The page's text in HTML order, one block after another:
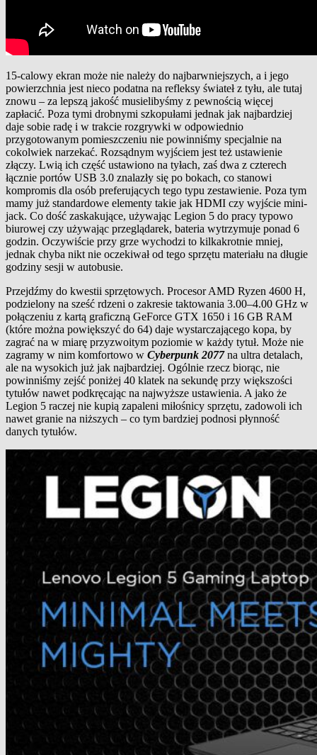
15-calowy ekran może nie należy do najbarwniejszych, a i jego
powierzchnia jest nieco podatna na refleksy świateł z tyłu, ale tutaj
znowu – za lepszą jakość musielibyśmy z pewnością więcej
zapłacić. Poza tymi drobnymi szkopułami jednak jak najbardziej
daje sobie radę i w trakcie rozgrywki w odpowiednio
przygotowanym pomieszczeniu nie powinniśmy specjalnie na
cokolwiek narzekać. Rozsądnym wyjściem jest też ustawienie
złączy. Lwią ich część ustawiono na tyłach, zaś dwa z czterech
łącznie portów USB 3.0 znalazły się po bokach, co stanowi
kompromis dla osób preferujących tego typu zestawienie. Poza tym
mamy już standardowe elementy takie jak HDMI czy wyjście mini-
jack. Co dość zaskakujące, używając Legion 5 do pracy typowo
biurowej czy używając przeglądarek, bateria wytrzymuje ponad 6
godzin. Oczywiście przy grze wychodzi to kilkakrotnie mniej,
jednak chyba nikt nie oczekiwał od tego sprzętu materiału na długie
godziny sesji w autobusie.
Przejdźmy do kwestii sprzętowych. Procesor AMD Ryzen 4600 H,
podzielony na sześć rdzeni o zakresie taktowania 3.00–4.00 GHz w
połączeniu z kartą graficzną GeForce GTX 1650 i 16 GB RAM
(które można powiększyć do 64) daje wystarczającego kopa, by
zagrać na w miarę przyzwoitym poziomie w każdy tytuł. Może nie
zagramy w nim komfortowo w Cyberpunk 2077 na ultra detalach,
ale na wysokich już jak najbardziej. Ogólnie rzecz biorąc, nie
powinniśmy zejść poniżej 40 klatek na sekundę przy większości
tytułów nawet podkręcając na najwyższe ustawienia. A jako że
Legion 5 raczej nie kupią zapaleni miłośnicy sprzętu, zadowoli ich
nawet granie na niższych – co tym bardziej podnosi płynność
danych tytułów.